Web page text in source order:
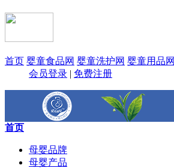
首页 婴童食品网 婴童洗护网 婴童用品网
会员登录 | 免费注册
首页
母婴品牌
母婴产品